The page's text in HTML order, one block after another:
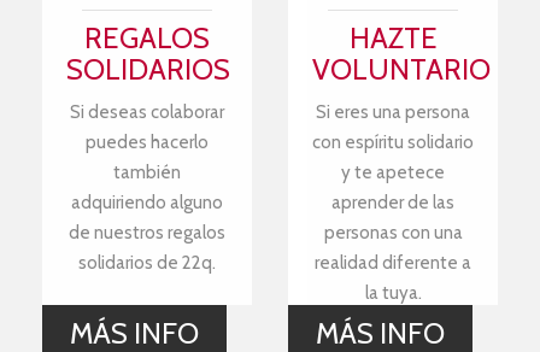
REGALOS
SOLIDARIOS
Si deseas colaborar
puedes hacerlo
también
adquiriendo alguno
de nuestros regalos
solidarios de 22q.
MÁS INFO
HAZTE
VOLUNTARIO
Si eres una persona
con espíritu solidario
y te apetece
aprender de las
personas con una
realidad diferente a
la tuya.
MÁS INFO